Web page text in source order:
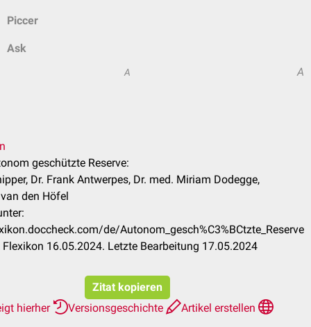
Piccer
Ask
A A
geschützte Reserve:
Dr. Frank Antwerpes, Dr. med. Miriam Dodegge,
den Höfel
de/Autonom_gesch%C3%BCtzte_Reserve
Flexikon 16.05.2024. Letzte Bearbeitung 17.05.2024
Zitat kopieren
hierher
Versionsgeschichte Artikel erstellen